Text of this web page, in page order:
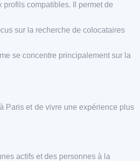
compatibles. Il permet de
sur la recherche de colocataires
se concentre principalement sur la
Paris et de vivre une expérience plus
actifs et des personnes à la